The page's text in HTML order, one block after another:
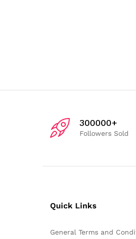
300000+
Followers Sold
Quick Links
General Terms and